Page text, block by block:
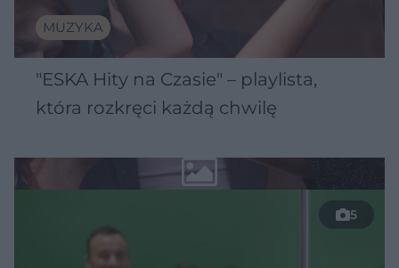
MUZYKA
"ESKA Hity na Czasie" – playlista,
która rozkręci każdą chwilę
5